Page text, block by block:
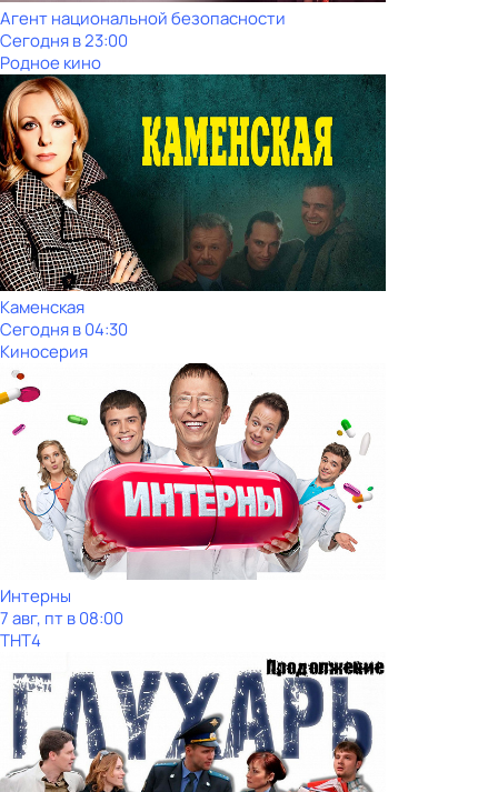
Агент национальной безопасности
Сегодня в 23:00
Родное кино
Каменская
Сегодня в 04:30
Киносерия
Интерны
7 авг, пт в 08:00
ТНТ4